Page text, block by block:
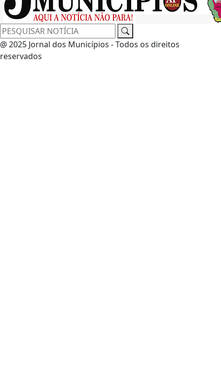
@ 2025 Jornal dos Municípios - Todos os direitos
reservados